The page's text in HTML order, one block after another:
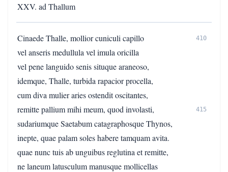
XXV. ad Thallum
Cinaede Thalle, mollior cuniculi capillo 410
vel anseris medullula vel imula oricilla
vel pene languido senis situque araneoso,
idemque, Thalle, turbida rapacior procella,
cum diva mulier aries ostendit oscitantes,
remitte pallium mihi meum, quod involasti,
415
sudariumque Saetabum catagraphosque Thynos,
inepte, quae palam soles habere tamquam avita.
quae nunc tuis ab unguibus reglutina et remitte,
ne laneum latusculum manusque mollicellas